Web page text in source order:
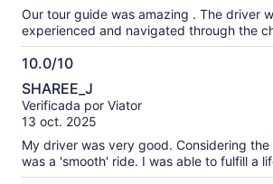
Our tour guide was amazing . The driver
experienced and navigated through the
10.0/10
10.0
de
10
SHAREE_J
Verificada por Viator
13 oct. 2025
My driver was very good. Considering
was a 'smooth' ride. I was able to fulfill a